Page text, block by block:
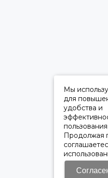
Мы
для
удобства и
Продолжая